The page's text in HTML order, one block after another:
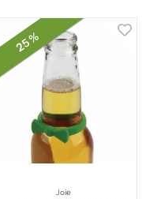
25 %
Joie